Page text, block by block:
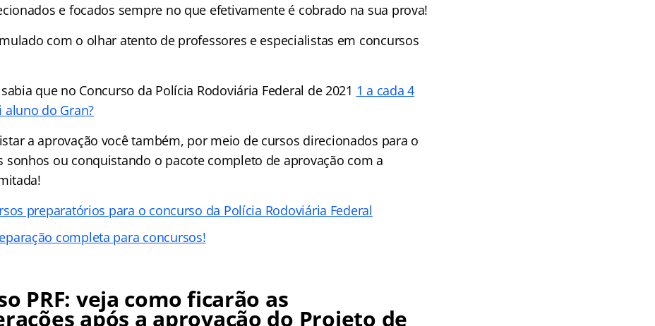
e focados sempre no que efetivamente é cobrado na sua prova!
com o olhar atento de professores e especialistas em concursos
que no Concurso da Polícia Rodoviária Federal de 2021 1 a cada 4
do Gran?
a aprovação você também, por meio de cursos direcionados para o
sonhos ou conquistando o pacote completo de aprovação com a
preparatórios para o concurso da Polícia Rodoviária Federal
completa para concursos!
PRF: veja como ficarão as
após a aprovação do Projeto de